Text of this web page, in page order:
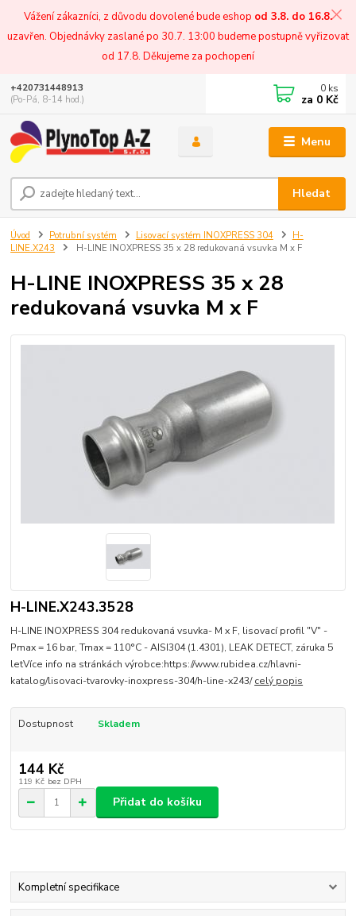
Vážení zákazníci, z důvodu dovolené bude eshop od 3.8. do 16.8.
uzavřen. Objednávky zaslané po 30.7. 13:00 budeme postupně vyřizovat
od 17.8. Děkujeme za pochopení
Menu
Hledat
+420731448913
(Po-Pá, 8-14 hod.)
0 ks
za 0 Kč
Úvod Potrubní systém Lisovací systém INOXPRESS 304
H-
LINE.X243
H-LINE INOXPRESS 35 x 28 redukovaná vsuvka M x F
H-LINE INOXPRESS 35 x 28
redukovaná vsuvka M x F
H-LINE.X243.3528
H-LINE INOXPRESS 304 redukovaná vsuvka- M x F, lisovací profil "V" -
Pmax = 16 bar, Tmax = 110°C - AISI304 (1.4301), LEAK DETECT, záruka 5
letVíce info na stránkách výrobce:https://www.rubidea.cz/hlavni-
katalog/lisovaci-tvarovky-inoxpress-304/h-line-x243/celý popis
Dostupnost Skladem
144 Kč
119 Kč bez DPH
Přidat do košíku
Kompletní specifikace